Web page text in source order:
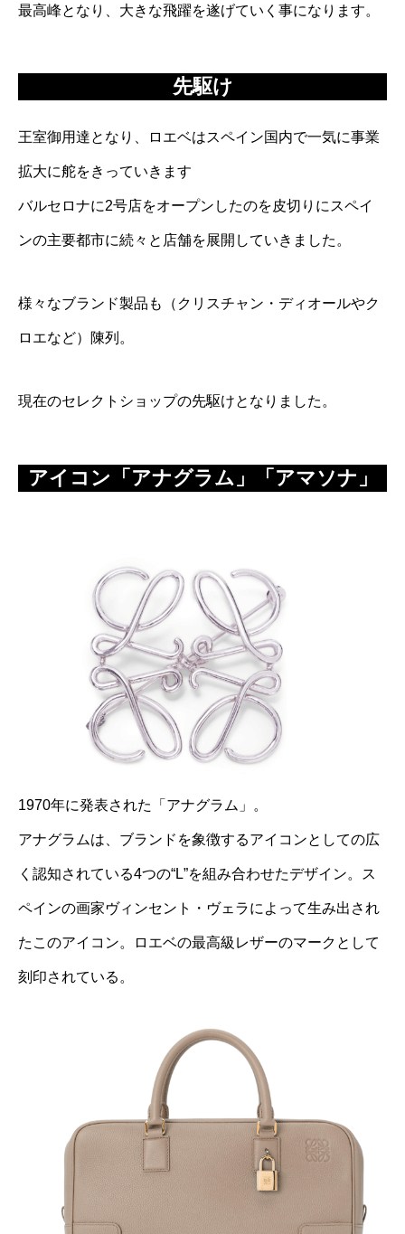
最高峰となり、大きな飛躍を遂げていく事になります。
先駆け
王室御用達となり、ロエベはスペイン国内で一気に事業
拡大に舵をきっていきます
バルセロナに2号店をオープンしたのを皮切りにスペイ
ンの主要都市に続々と店舗を展開していきました。
様々なブランド製品も（クリスチャン・ディオールやク
ロエなど）陳列。
現在のセレクトショップの先駆けとなりました。
アイコン「アナグラム」「アマソナ」
1970年に発表された「アナグラム」。
アナグラムは、ブランドを象徴するアイコンとしての広
く認知されている4つの“L”を組み合わせたデザイン。ス
ペインの画家ヴィンセント・ヴェラによって生み出され
たこのアイコン。ロエベの最高級レザーのマークとして
刻印されている。